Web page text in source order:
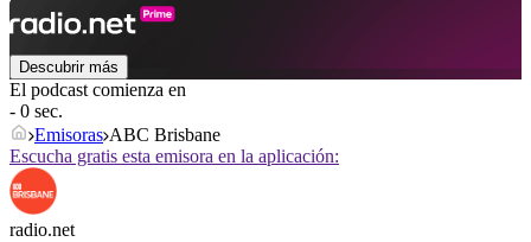
Descubrir más
El podcast comienza en
- 0 sec.
Emisoras ABC Brisbane
Escucha gratis esta emisora en la aplicación:
radio.net